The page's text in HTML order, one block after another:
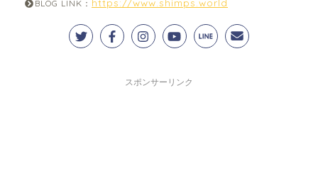
BLOG LINK： https://www.shimps.world
スポンサーリンク